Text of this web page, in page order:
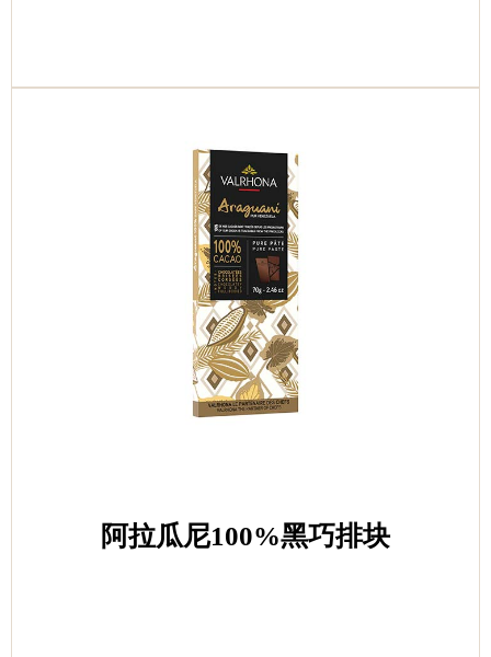
阿拉瓜尼100%黑巧排块